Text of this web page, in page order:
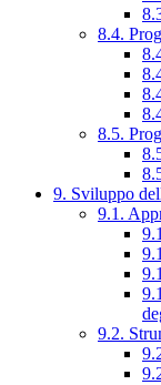
8.4.
8.5.
9. Sviluppo
9.1.
9.2.